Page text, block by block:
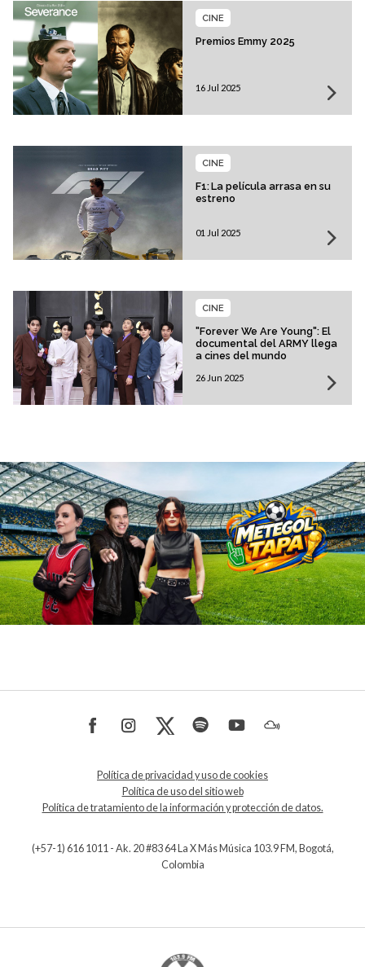
Premios Emmy 2025
CINE
16 Jul 2025
F1: La película arrasa en su
estreno
CINE
01 Jul 2025
"Forever We Are Young": El
documental del ARMY llega
a cines del mundo
CINE
26 Jun 2025
Política de privacidad y uso de cookies
Política de uso del sitio web
Política de tratamiento de la información y protección de datos.
(+57-1) 616 1011 - Ak. 20 #83 64 La X Más Música 103.9 FM, Bogotá,
Colombia